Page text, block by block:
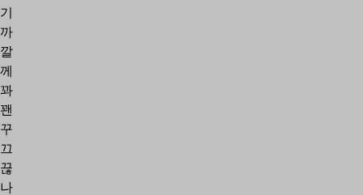
기
까
깔
께
꽈
꽨
꾸
끄
끊
나